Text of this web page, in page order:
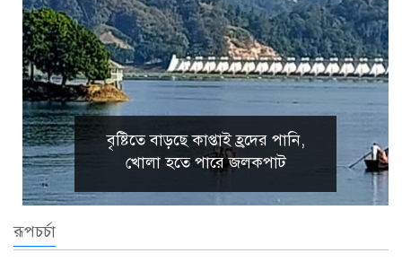
বৃষ্টিতে বাড়ছে কাপ্তাই হ্রদের পানি,
খোলা হতে পারে জলকপাট
রূপচর্চা